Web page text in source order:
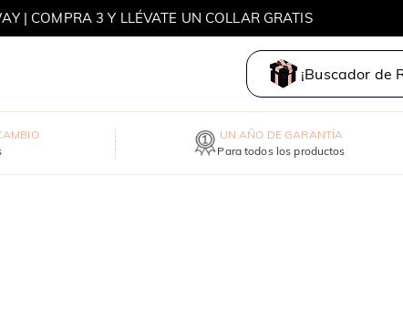
| COMPRA 3 Y LLÉVATE UN COLLAR GRATIS
¡Buscador de
UN AÑO DE GARANTÍA
Para todos los productos